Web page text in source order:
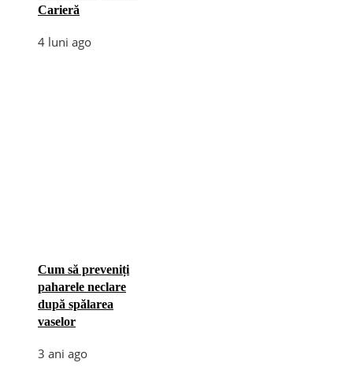
Carieră
4 luni ago
Cum să preveniți
paharele neclare
după spălarea
vaselor
3 ani ago